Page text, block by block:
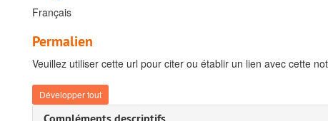
Français
Permalien
Veuillez utiliser cette url pour citer ou établir un lien avec cette
Développer tout